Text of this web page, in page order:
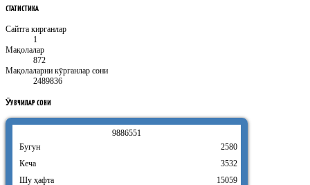
СТАТИСТИКА
Сайтга кирганлар
1
Мақолалар
872
Мақолаларни кӯрганлар сони
2489836
ӮҚУВЧИЛАРСОНИ
9886551
Бугун
Кеча
Шу ҳафта
2580
3532
15059